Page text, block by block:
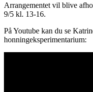
Arrangementet vil blive
9/5 kl. 13-16.
På Youtube kan du se
honningeksperimentarium: